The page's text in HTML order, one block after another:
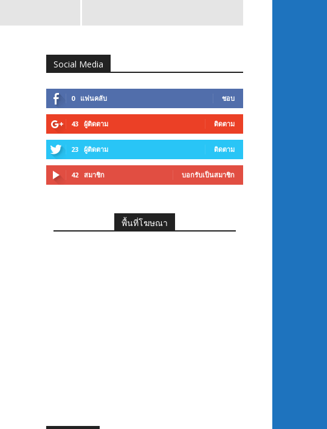
Social Media
0 แฟนคลับ ชอบ
43 ผู้ติดตาม ติดตาม
23 ผู้ติดตาม ติดตาม
42 สมาชิก บอกรับเป็นสมาชิก
พื้นที่โฆษณา